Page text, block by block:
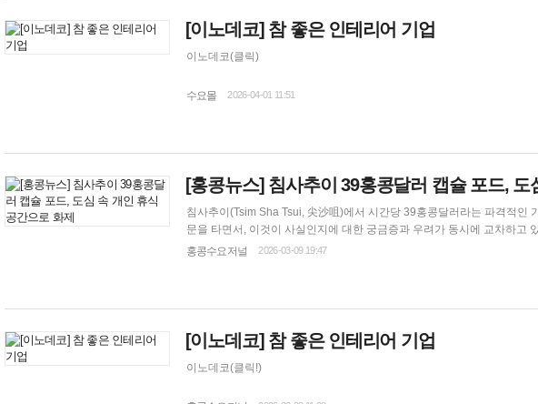
[이노데코] 참 좋은 인테리어 기업
이노데코(클릭)
수요몰 2026-04-01 11:51
[홍콩뉴스] 침사추이 39홍콩달러 캡슐 포드, 도
침사추이(Tsim Sha Tsui, 尖沙咀)에서 시간당 39홍콩달러라는 파격적인
문을 타면서, 이것이 사실인지에 대한 궁금증과 우려가 동시에 교차하고 있다. 최근 소셜 미디어 스레드(Threads)를 통해 알려진 이
침사추이 킴벌리 로드(Kimberley Road, 金巴利道)의 한 지하 공간에 위
홍콩수요저널 2026-03-09 19:47
[이노데코] 참 좋은 인테리어 기업
이노데코(클릭!)